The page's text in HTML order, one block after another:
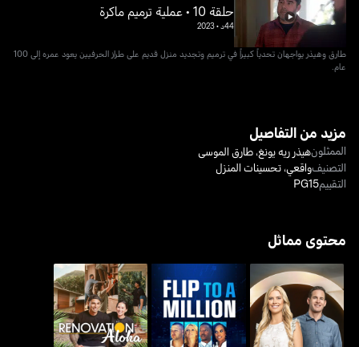
حلقة 10 • عملية ترميم ماكرة
44د •
2023
طارق وهيذر يواجهان تحدياً كبيراً في ترميم وتجديد منزل قديم على طراز الحرفيين يعود عمره إلى 100
عام.
مزيد من التفاصيل
الممثلونهيذر ريه يونغ،طارق الموسى
التصنيفواقعي،تحسينات المنزل
التقييمPG15
محتوى مماثل
فليب أور فلوب فليب تو أي مليون رينوفيشن ألوها